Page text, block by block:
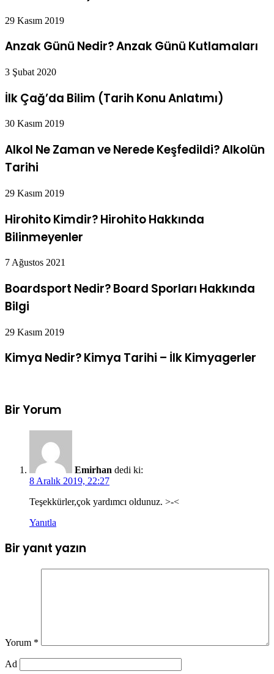
29 Kasım 2019
Anzak Günü Nedir? Anzak Günü Kutlamaları
3 Şubat 2020
İlk Çağ’da Bilim (Tarih Konu Anlatımı)
30 Kasım 2019
Alkol Ne Zaman ve Nerede Keşfedildi? Alkolün
Tarihi
29 Kasım 2019
Hirohito Kimdir? Hirohito Hakkında
Bilinmeyenler
7 Ağustos 2021
Boardsport Nedir? Board Sporları Hakkında
Bilgi
29 Kasım 2019
Kimya Nedir? Kimya Tarihi – İlk Kimyagerler
Bir Yorum
Emirhan dedi ki:
8 Aralık 2019, 22:27
Teşekkürler,çok yardımcı oldunuz. >-<
Yanıtla
Bir yanıt yazın
Yorum *
Ad